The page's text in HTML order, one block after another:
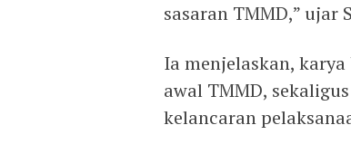
sasaran TMMD,” ujar
Ia menjelaskan,
awal TMMD,
kelancaran